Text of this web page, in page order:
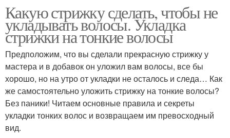
Какую стрижку сделать, чтобы не
укладывать волосы. Укладка
стрижки на тонкие волосы
Предположим, что вы сделали прекрасную стрижку у
мастера и в добавок он уложил вам волосы, все бы
хорошо, но на утро от укладки не осталось и следа… Как
же самостоятельно уложить стрижку на тонкие волосы?
Без паники! Читаем основные правила и секреты
укладки тонких волос и возвращаем им превосходный
вид.